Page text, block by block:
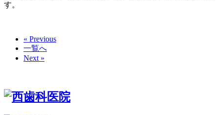
す。
« Previous
一覧へ
Next »